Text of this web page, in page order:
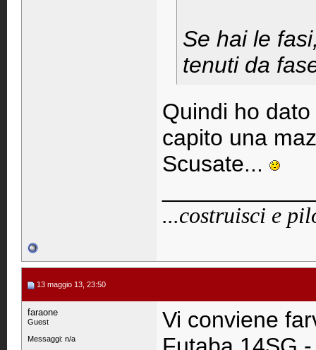
Se hai le
tenuti da
Quindi ho
capito una
Scusate...
...costruisci e
13 maggio 13, 23:50
faraone
Guest
Messaggi: n/a
Vi conviene